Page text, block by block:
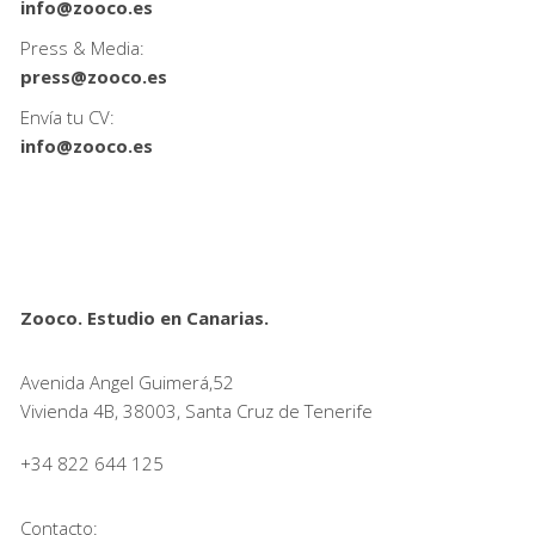
info@zooco.es
Press & Media:
press@zooco.es
Envía tu CV:
info@zooco.es
Zooco. Estudio en Canarias.
Avenida Angel Guimerá,52
Vivienda 4B, 38003, Santa Cruz de Tenerife
+34 822 644 125
Contacto: